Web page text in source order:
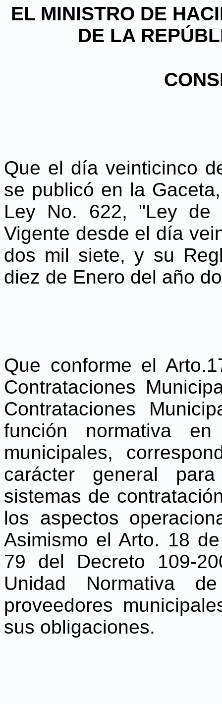
EL MINISTRO DE
DE LA
Que el día veinticinco
se publicó en la
Ley No. 622, "Ley de
Vigente desde el día
dos mil siete, y su
diez de Enero del año
Que conforme el
Contrataciones
Contrataciones
función normativa
municipales,
carácter general
sistemas de
los aspectos
Asimismo el Arto. 18
79 del Decreto 109-
Unidad Normativa
proveedores
sus obligaciones.